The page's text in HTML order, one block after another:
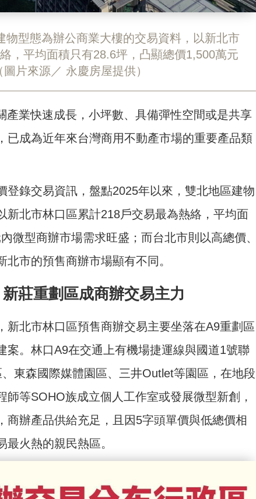
物型態為辦公商業大樓的交易資料，以新北市
，平均面積只有28.6坪，凸顯總價1,500萬元
片來源／ 永慶房屋提供）
產業快速成長，小坪數、具備彈性空間或是共享
已成為近年來台灣商用不動產市場的重要產品類
登錄交易資訊，盤點2025年以來，雙北地區建物
新北市林口區累計218戶交易最為熱絡，平均面
微型商辦市場需求旺盛；而台北市則以高總價、
市的預售商辦市場顯有不同。
莊重劃區成商辦交易主力
新北市林口區預售商辦交易主要坐落在A9重劃區
案。林口A9在交通上有機場捷運線與國道1號聯
東森國際媒體園區、三井Outlet等園區，在地段
等SOHO族成立個人工作室或發展微型新創，
商辦產品供給充足，且因5字頭單價與低總價相
火熱的親民熱區。